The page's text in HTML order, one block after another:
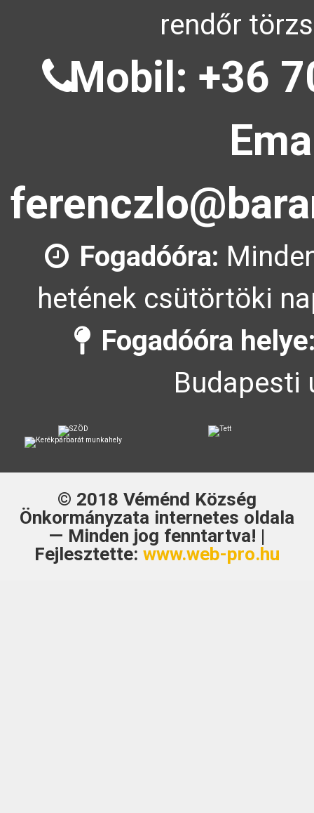
rendőr
Mobil: +36
Fogadóóra:
hetének csütörtöki
Fogadóóra
Budapesti
© 2018 Véménd Község
Önkormányzata internetes oldala
— Minden jog fenntartva! |
Fejlesztette: www.web-pro.hu